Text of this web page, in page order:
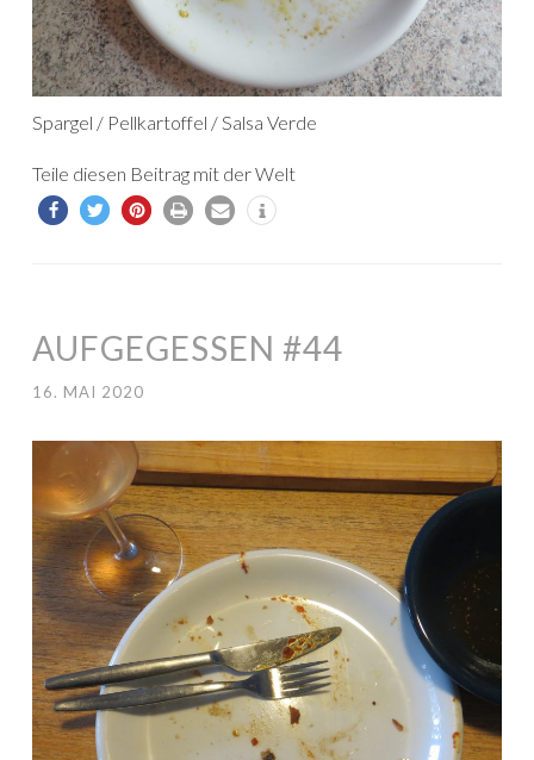
Spargel / Pellkartoffel / Salsa Verde
Teile diesen Beitrag mit der Welt
AUFGEGESSEN #44
16. MAI 2020